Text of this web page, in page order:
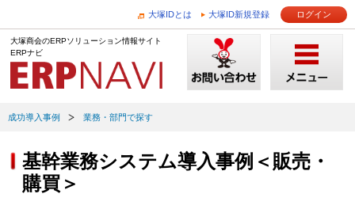
大塚IDとは 大塚ID新規登録 ログイン
大塚商会のERPソリューション情報サイト
ERPナビ
成功導入事例 業務・部門で探す
基幹業務システム導入事例＜販売・
購買＞